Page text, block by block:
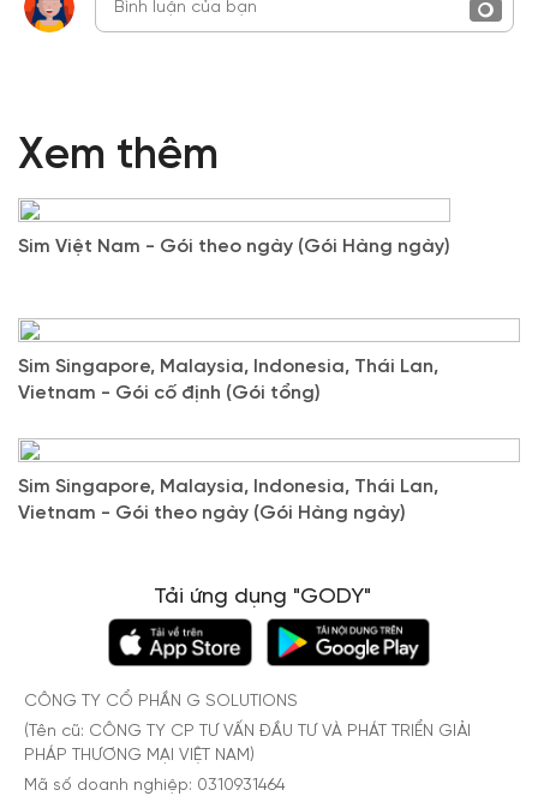
Xem thêm
Sim Việt Nam - Gói theo ngày (Gói Hàng ngày)
Sim Singapore, Malaysia, Indonesia, Thái Lan,
Vietnam - Gói cố định (Gói tổng)
Sim Singapore, Malaysia, Indonesia, Thái Lan,
Vietnam - Gói theo ngày (Gói Hàng ngày)
Tải ứng dụng "GODY"
CÔNG TY CỔ PHẦN G SOLUTIONS
(Tên cũ: CÔNG TY CP TƯ VẤN ĐẦU TƯ VÀ PHÁT TRIỂN GIẢI
PHÁP THƯƠNG MẠI VIỆT NAM)
Mã số doanh nghiệp: 0310931464